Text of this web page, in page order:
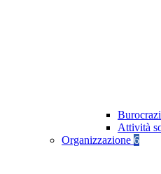
Attività
Organizzazione 6